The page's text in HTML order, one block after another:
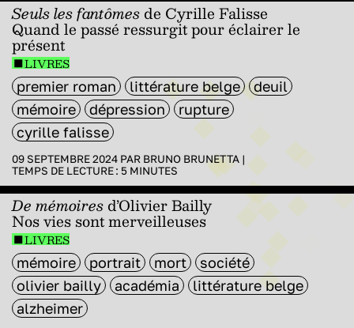
Seuls les fantômesde Cyrille Falisse
Quand le passé ressurgit pour éclairer le
présent
LIVRES
premier roman littérature belge
deuil
mémoire
dépression
rupture
cyrille falisse
09 SEPTEMBRE 2024 PAR BRUNO BRUNETTA |
TEMPS DE LECTURE : 5 MINUTES
De mémoiresd’Olivier Bailly
Nos vies sont merveilleuses
LIVRES
mémoire portrait mort
société
olivier bailly
académia
littérature belge
alzheimer